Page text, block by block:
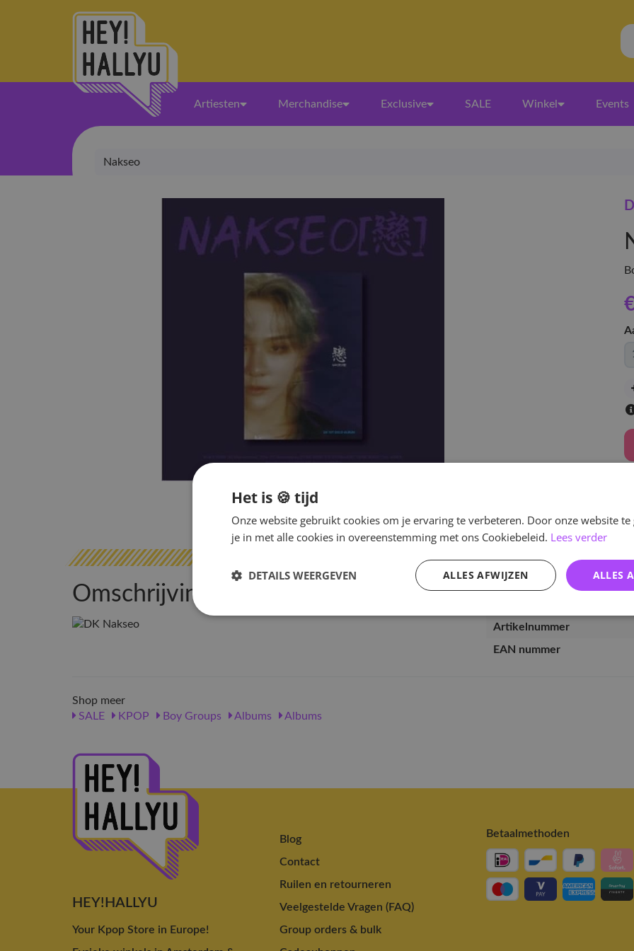
Artiesten Merchandise Exclusive SALE Winkel Events
Nakseo
Omschrijving Specificaties
Artikelnummer
EAN nummer
Shop meer
SALE
KPOP Boy Groups Albums Albums
HEY!HALLYU
Your Kpop Store in Europe!
Blog
Contact
Ruilen en retourneren
Veelgestelde Vragen (FAQ)
Group orders & bulk
Betaalmethoden
Het is 🍪 tijd
Onze website gebruikt cookies om je ervaring te verbeteren. Door onze website
je in met alle cookies in overeenstemming met ons Cookiebeleid. Lees verder
ALLES
ALLES AFWIJZEN
DETAILS WEERGEVEN